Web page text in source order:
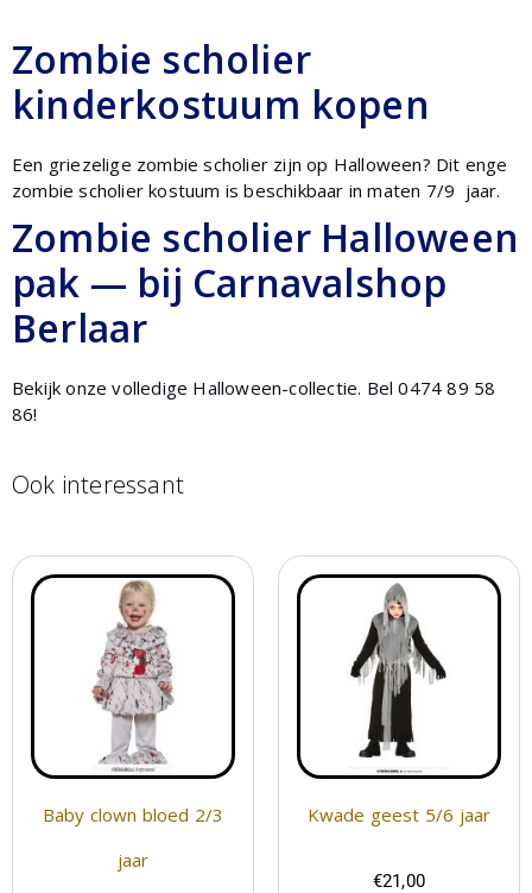
Zombie scholier
kinderkostuum kopen
Een griezelige zombie scholier zijn op Halloween? Dit enge
zombie scholier kostuum is beschikbaar in maten 7/9 jaar.
Zombie scholier Halloween
pak — bij Carnavalshop
Berlaar
Bekijk onze volledige Halloween-collectie. Bel 0474 89 58
86!
Ook interessant
Baby clown bloed 2/3
jaar
Kwade geest 5/6 jaar
€21,00